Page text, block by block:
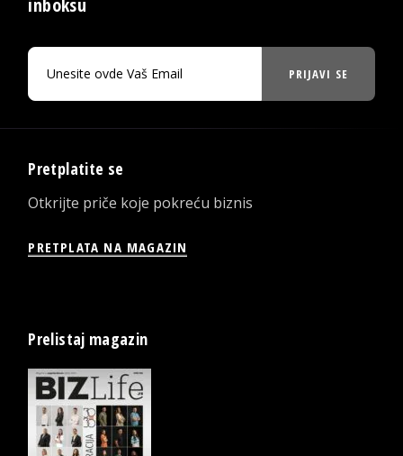
inboksu
PRIJAVI SE
Pretplatite se
Otkrijte priče koje pokreću biznis
PRETPLATA NA MAGAZIN
Prelistaj magazin